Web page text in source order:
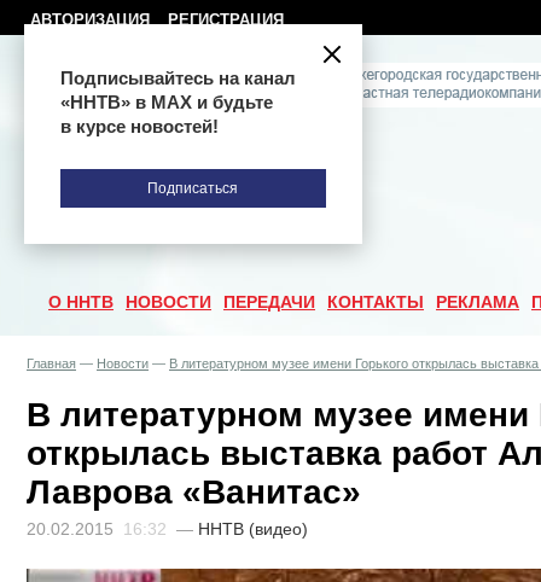
АВТОРИЗАЦИЯ РЕГИСТРАЦИЯ
О ННТВ НОВОСТИ ПЕРЕДАЧИ КОНТАКТЫ РЕКЛАМА
Главная — Новости — В литературном музее имени Горького открылась
В литературном музее имени
открылась выставка работ
Лаврова «Ванитас»
20.02.2015 16:32 — ННТВ (видео)
Подписывайтесь на канал
«ННТВ» в МАХ и будьте
в курсе новостей!
Подписаться